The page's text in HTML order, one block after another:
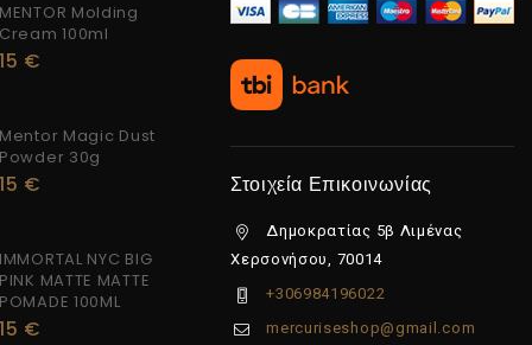
MENTOR Molding
Cream 100ml
15 €
Mentor Magic Dust
Powder 30g
15 €
IMMORTAL NYC BIG
PINK MATTE MATTE
POMADE 100ML
15 €
Στοιχεία Επικοινωνίας
Δημοκρατίας 5β Λιμένας
Χερσονήσου, 70014
+306984196022
mercuriseshop@gmail.com